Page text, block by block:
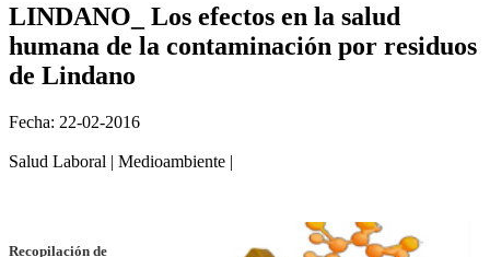
LINDANO_ Los efectos en la salud
humana de la contaminación por residuos
de Lindano
Fecha: 22-02-2016
Salud Laboral | Medioambiente |
Recopilación de